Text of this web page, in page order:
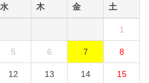
水 木 金 土
1
5 6 7 8
12 13 14 15